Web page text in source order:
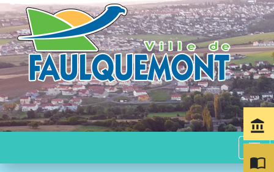
menu
account_balance
import_contacts